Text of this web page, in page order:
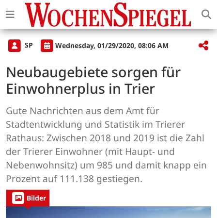
SP Wednesday, 01/29/2020, 08:06 AM
Neubaugebiete sorgen für
Einwohnerplus in Trier
Gute Nachrichten aus dem Amt für
Stadtentwicklung und Statistik im Trierer
Rathaus: Zwischen 2018 und 2019 ist die Zahl
der Trierer Einwohner (mit Haupt- und
Nebenwohnsitz) um 985 und damit knapp ein
Prozent auf 111.138 gestiegen.
Bilder